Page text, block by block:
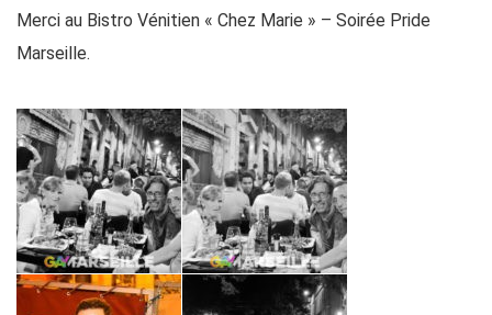
Merci au Bistro Vénitien « Chez Marie » – Soirée Pride
Marseille.